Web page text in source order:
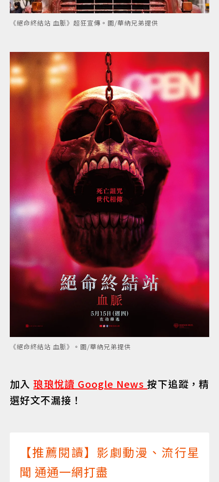
《絕命終結站 血脈》超狂宣傳。圖/華納兄弟提供
《絕命終結站 血脈》。圖/華納兄弟提供
加入琅琅悅讀 Google News按下追蹤，精
選好文不漏接！
【推薦閱讀】影劇動漫、流行星
聞 通通一網打盡